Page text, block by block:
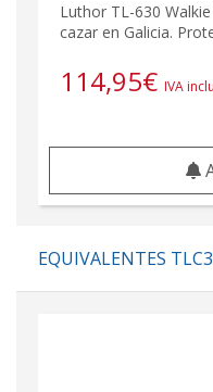
Luthor TL-630
cazar en Galicia.
114,95€ IVA
EQUIVALENTES